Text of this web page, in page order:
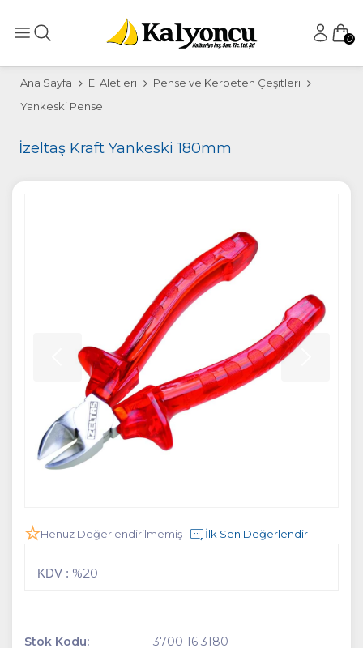
0
Ana Sayfa El Aletleri
Pense ve Kerpeten Çeşitleri
Yankeski Pense
İzeltaş Kraft Yankeski 180mm
Henüz Değerlendirilmemiş İlk Sen Değerlendir
KDV : %20
Stok Kodu:
3700 16 3180